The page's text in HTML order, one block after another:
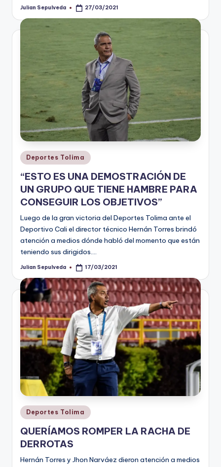
Publicado
Julian Sepulveda 27/03/2021
Publicado
en
Deportes Tolima
“ESTO ES UNA DEMOSTRACIÓN DE
UN GRUPO QUE TIENE HAMBRE PARA
CONSEGUIR LOS OBJETIVOS”
Luego de la gran victoria del Deportes Tolima ante el
Deportivo Cali el director técnico Hernán Torres brindó
atención a medios dónde habló del momento que están
teniendo sus dirigidos.…
Publicado
Julian Sepulveda 17/03/2021
Publicado
en
Deportes Tolima
QUERÍAMOS ROMPER LA RACHA DE
DERROTAS
Hernán Torres y Jhon Narváez dieron atención a medios